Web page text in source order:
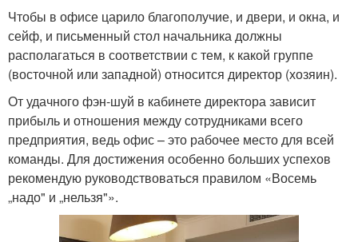
Чтобы в офисе царило благополучие, и двери, и окна, и
сейф, и письменный стол начальника должны
располагаться в соответствии с тем, к какой группе
(восточной или западной) относится директор (хозяин).
От удачного фэн-шуй в кабинете директора зависит
прибыль и отношения между сотрудниками всего
предприятия, ведь офис – это рабочее место для всей
команды. Для достижения особенно больших успехов
рекомендую руководствоваться правилом «Восемь
„надо" и „нельзя"».